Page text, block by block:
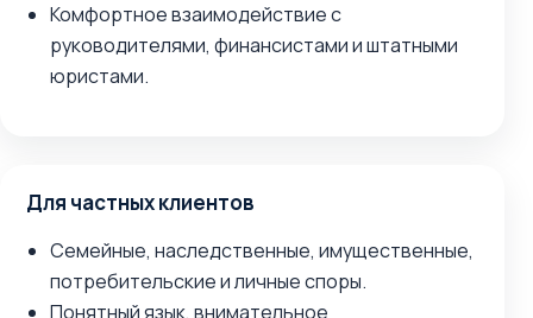
Комфортное взаимодействие с
руководителями, финансистами и штатными
юристами.
Для частных клиентов
Семейные, наследственные, имущественные,
потребительские и личные споры.
Понятный язык, внимательное